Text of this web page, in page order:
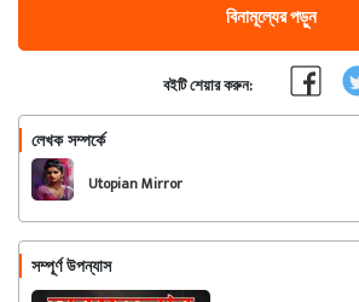
বিনামূল্যের পড়ুন
বইটি শেয়ার করুন:
লেখক সম্পর্কে
Utopian Mirror
সম্পূর্ণ উপন্যাস